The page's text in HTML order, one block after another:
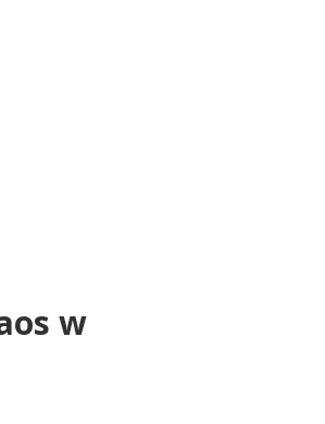
w